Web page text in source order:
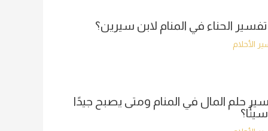
الحناء في المنام لابن سيرين؟
الأحلام
حلم المال في المنام ومتى يصبح جيدًا